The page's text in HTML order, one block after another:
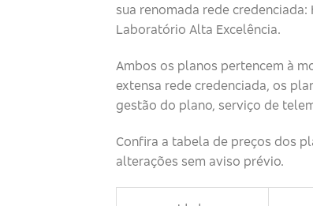
sua renomada rede
Laboratório Alta Excelência.
Ambos os planos pertencem à
extensa rede credenciada, os
gestão do plano, serviço de
Confira a tabela de preços dos
alterações sem aviso prévio.